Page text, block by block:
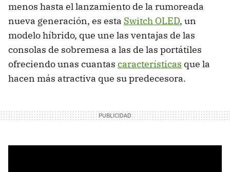
menos hasta el lanzamiento de la rumoreada
nueva generación, es esta Switch OLED, un
modelo híbrido, que une las ventajas de las
consolas de sobremesa a las de las portátiles
ofreciendo unas cuantas características que la
hacen más atractiva que su predecesora.